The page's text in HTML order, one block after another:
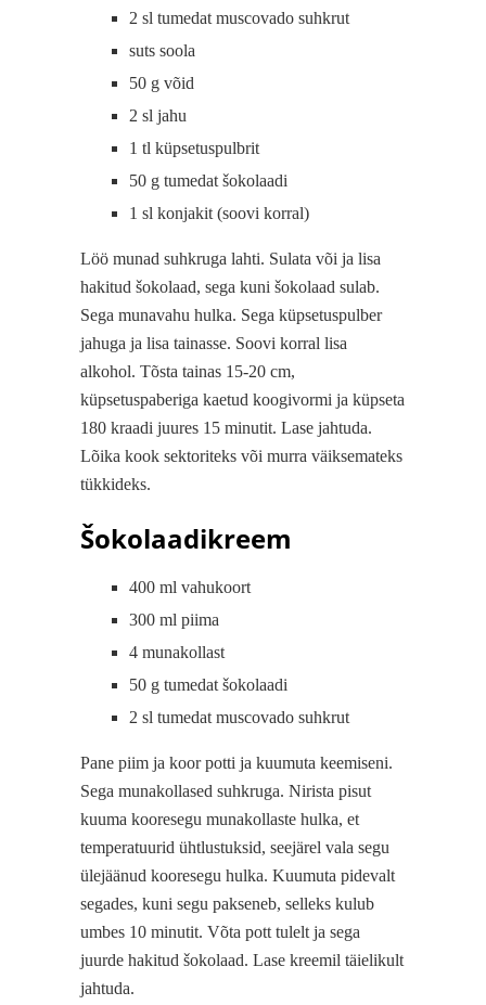
2 sl tumedat muscovado suhkrut
suts soola
50 g võid
2 sl jahu
1 tl küpsetuspulbrit
50 g tumedat šokolaadi
1 sl konjakit (soovi korral)
Löö munad suhkruga lahti. Sulata või ja lisa
hakitud šokolaad, sega kuni šokolaad sulab.
Sega munavahu hulka. Sega küpsetuspulber
jahuga ja lisa tainasse. Soovi korral lisa
alkohol. Tõsta tainas 15-20 cm,
küpsetuspaberiga kaetud koogivormi ja küpseta
180 kraadi juures 15 minutit. Lase jahtuda.
Lõika kook sektoriteks või murra väiksemateks
tükkideks.
Šokolaadikreem
400 ml vahukoort
300 ml piima
4 munakollast
50 g tumedat šokolaadi
2 sl tumedat muscovado suhkrut
Pane piim ja koor potti ja kuumuta keemiseni.
Sega munakollased suhkruga. Nirista pisut
kuuma kooresegu munakollaste hulka, et
temperatuurid ühtlustuksid, seejärel vala segu
ülejäänud kooresegu hulka. Kuumuta pidevalt
segades, kuni segu pakseneb, selleks kulub
umbes 10 minutit. Võta pott tulelt ja sega
juurde hakitud šokolaad. Lase kreemil täielikult
jahtuda.